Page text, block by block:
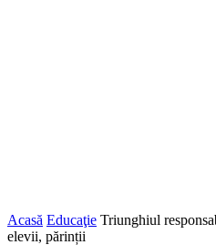
Acasă Educaţie Triunghiul
elevii, părinții